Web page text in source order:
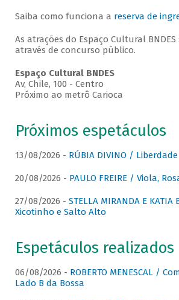
Saiba como funciona a reserva de
As atrações do Espaço Cultural
através de concurso público.
Espaço Cultural BNDES
Av, Chile, 100 - Centro
Próximo ao metrô Carioca
Próximos espetáculos
13/08/2026 - RÚBIA DIVINO / Liberdade
20/08/2026 - PAULO FREIRE / Viola,
27/08/2026 - STELLA MIRANDA E KATIA
Xicotinho e Salto Alto
Espetáculos realizados
06/08/2026 - ROBERTO MENESCAL /
Lado B da Bossa